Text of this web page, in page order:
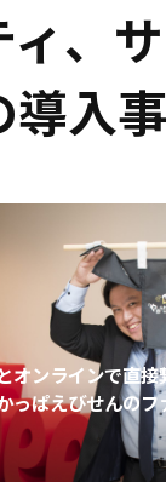
旧：
、
入
オンラインで直
っぱえびせんのフ